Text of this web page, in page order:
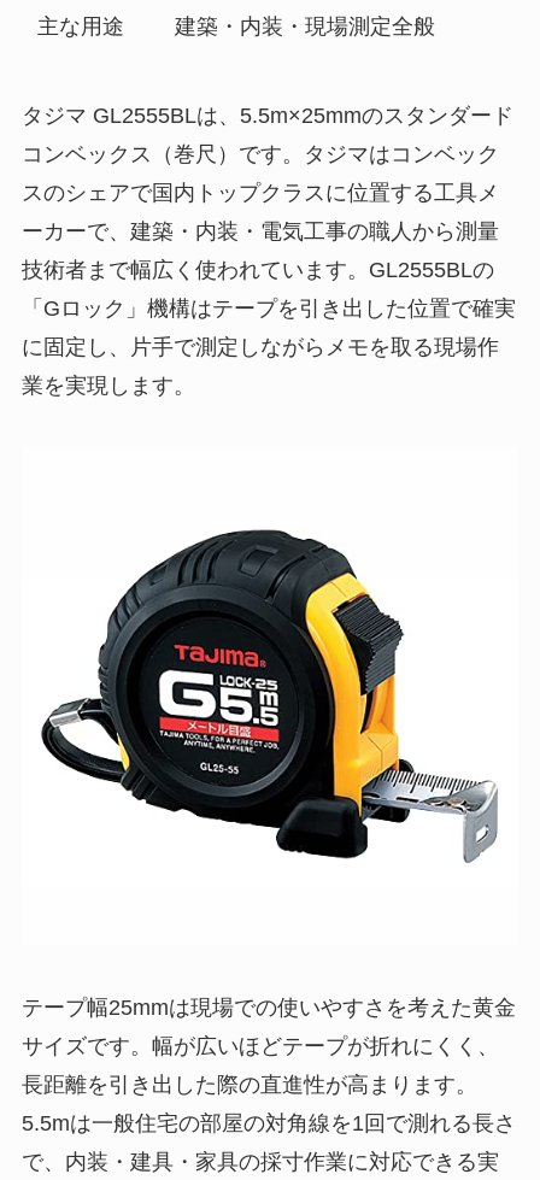
主な用途 建築・内装・現場測定全般
タジマ GL2555BLは、5.5m×25mmのスタンダード
コンベックス（巻尺）です。タジマはコンベック
スのシェアで国内トップクラスに位置する工具メ
ーカーで、建築・内装・電気工事の職人から測量
技術者まで幅広く使われています。GL2555BLの
「Gロック」機構はテープを引き出した位置で確実
に固定し、片手で測定しながらメモを取る現場作
業を実現します。
テープ幅25mmは現場での使いやすさを考えた黄金
サイズです。幅が広いほどテープが折れにくく、
長距離を引き出した際の直進性が高まります。
5.5mは一般住宅の部屋の対角線を1回で測れる長さ
で、内装・建具・家具の採寸作業に対応できる実